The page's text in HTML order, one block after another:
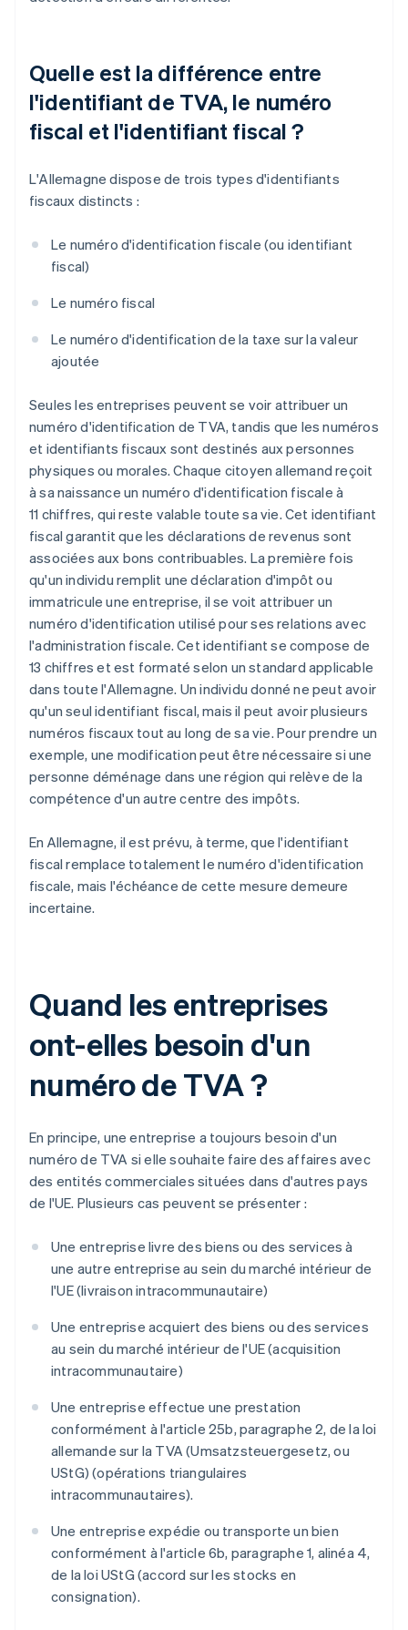
Quelle est la différence entre
l'identifiant de TVA, le numéro
fiscal et l'identifiant fiscal ?
L'Allemagne dispose de trois types d'identifiants
fiscaux distincts :
Le numéro d'identification fiscale (ou identifiant
fiscal)
Le numéro fiscal
Le numéro d'identification de la taxe sur la valeur
ajoutée
Seules les entreprises peuvent se voir attribuer un
numéro d'identification de TVA, tandis que les numéros
et identifiants fiscaux sont destinés aux personnes
physiques ou morales. Chaque citoyen allemand reçoit
à sa naissance un numéro d'identification fiscale à
11 chiffres, qui reste valable toute sa vie. Cet identifiant
fiscal garantit que les déclarations de revenus sont
associées aux bons contribuables. La première fois
qu'un individu remplit une déclaration d'impôt ou
immatricule une entreprise, il se voit attribuer un
numéro d'identification utilisé pour ses relations avec
l'administration fiscale. Cet identifiant se compose de
13 chiffres et est formaté selon un standard applicable
dans toute l'Allemagne. Un individu donné ne peut avoir
qu'un seul identifiant fiscal, mais il peut avoir plusieurs
numéros fiscaux tout au long de sa vie. Pour prendre un
exemple, une modification peut être nécessaire si une
personne déménage dans une région qui relève de la
compétence d'un autre centre des impôts.
En Allemagne, il est prévu, à terme, que l'identifiant
fiscal remplace totalement le numéro d'identification
fiscale, mais l'échéance de cette mesure demeure
incertaine.
Quand les entreprises
ont-elles besoin d'un
numéro de TVA ?
En principe, une entreprise a toujours besoin d'un
numéro de TVA si elle souhaite faire des affaires avec
des entités commerciales situées dans d'autres pays
de l'UE. Plusieurs cas peuvent se présenter :
Une entreprise livre des biens ou des services à
une autre entreprise au sein du marché intérieur de
l'UE (livraison intracommunautaire)
Une entreprise acquiert des biens ou des services
au sein du marché intérieur de l'UE (acquisition
intracommunautaire)
Une entreprise effectue une prestation
conformément à l'article 25b, paragraphe 2, de la loi
allemande sur la TVA (Umsatzsteuergesetz, ou
UStG) (opérations triangulaires
intracommunautaires).
Une entreprise expédie ou transporte un bien
conformément à l'article 6b, paragraphe 1, alinéa 4,
de la loi UStG (accord sur les stocks en
consignation).